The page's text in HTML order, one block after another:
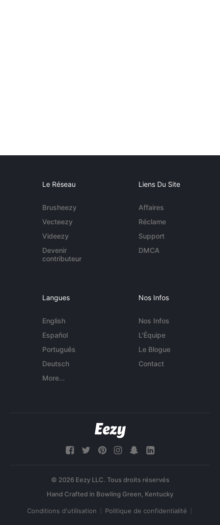
Le Réseau
Brusheezy
Vecteezy
Videezy
Devenir
contributeur
Liens Du Site
Affaires
Réclame
Support
DMCA
Langues
English
Español
Português
Deutsch
More...
Nos Infos
Nos Infos
L'Équipe
Le Blogue
Contact
© 2026 Eezy LLC. Tous droits réservés
Conditions d'utilisation Politique de confidentialité